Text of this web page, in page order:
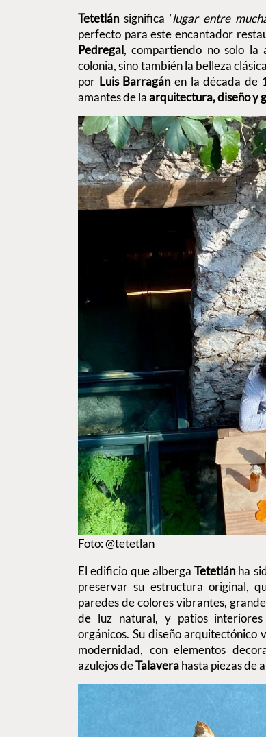
Tetetlán significa ‘lugar entre
perfecto para este encantador
Pedregal, compartiendo no solo la
colonia, sino también la belleza
por Luis Barragánen la década de
amantes de laarquitectura, diseño y
Foto: @tetetlan
El edificio que albergaTetetlán ha
preservar su estructura original,
paredes de colores vibrantes,
de luz natural, y patios
orgánicos. Su diseño
modernidad, con elementos
azulejos deTalaverahasta piezas de